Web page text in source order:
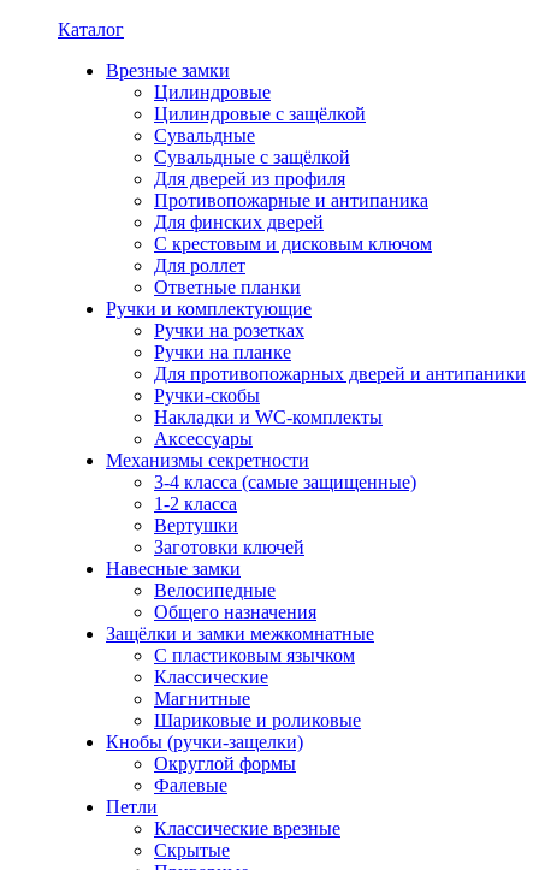
Каталог
Врезные замки
Цилиндровые
Цилиндровые с защёлкой
Сувальдные
Сувальдные с защёлкой
Для дверей из профиля
Противопожарные и антипаника
Для финских дверей
С крестовым и дисковым ключом
Для роллет
Ответные планки
Ручки и комплектующие
Ручки на розетках
Ручки на планке
Для противопожарных дверей и антипаники
Ручки-скобы
Накладки и WC-комплекты
Аксессуары
Механизмы секретности
3-4 класса (самые защищенные)
1-2 класса
Вертушки
Заготовки ключей
Навесные замки
Велосипедные
Общего назначения
Защёлки и замки межкомнатные
С пластиковым язычком
Классические
Магнитные
Шариковые и роликовые
Кнобы (ручки-защелки)
Округлой формы
Фалевые
Петли
Классические врезные
Скрытые